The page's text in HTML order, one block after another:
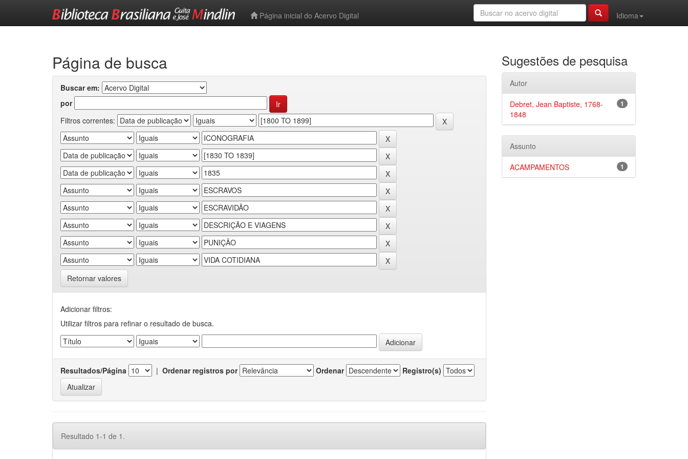
Página inicial do Acervo Digital
Idioma
Página de busca
Buscar em:
por
Filtros correntes:
Retornar valores
Adicionar filtros:
Utilizar filtros para refinar o resultado de busca.
Resultados/Página | Ordenar registros por Ordenar Registro(s)
Resultado 1-1 de 1.
Sugestões de pesquisa
Autor
1
Debret, Jean Baptiste, 1768-
1848
Assunto
1
ACAMPAMENTOS